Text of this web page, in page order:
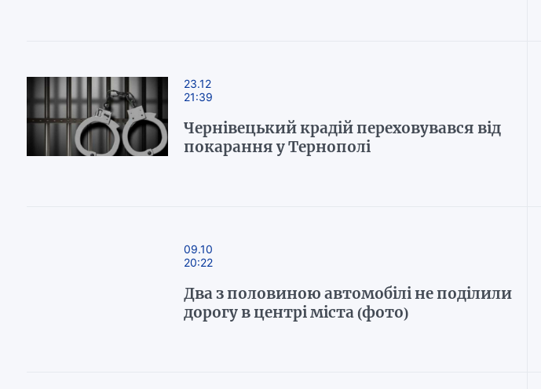
23.12
21:39
Чернівецький крадій переховувався від
покарання у Тернополі
09.10
20:22
Два з половиною автомобілі не поділили
дорогу в центрі міста (фото)